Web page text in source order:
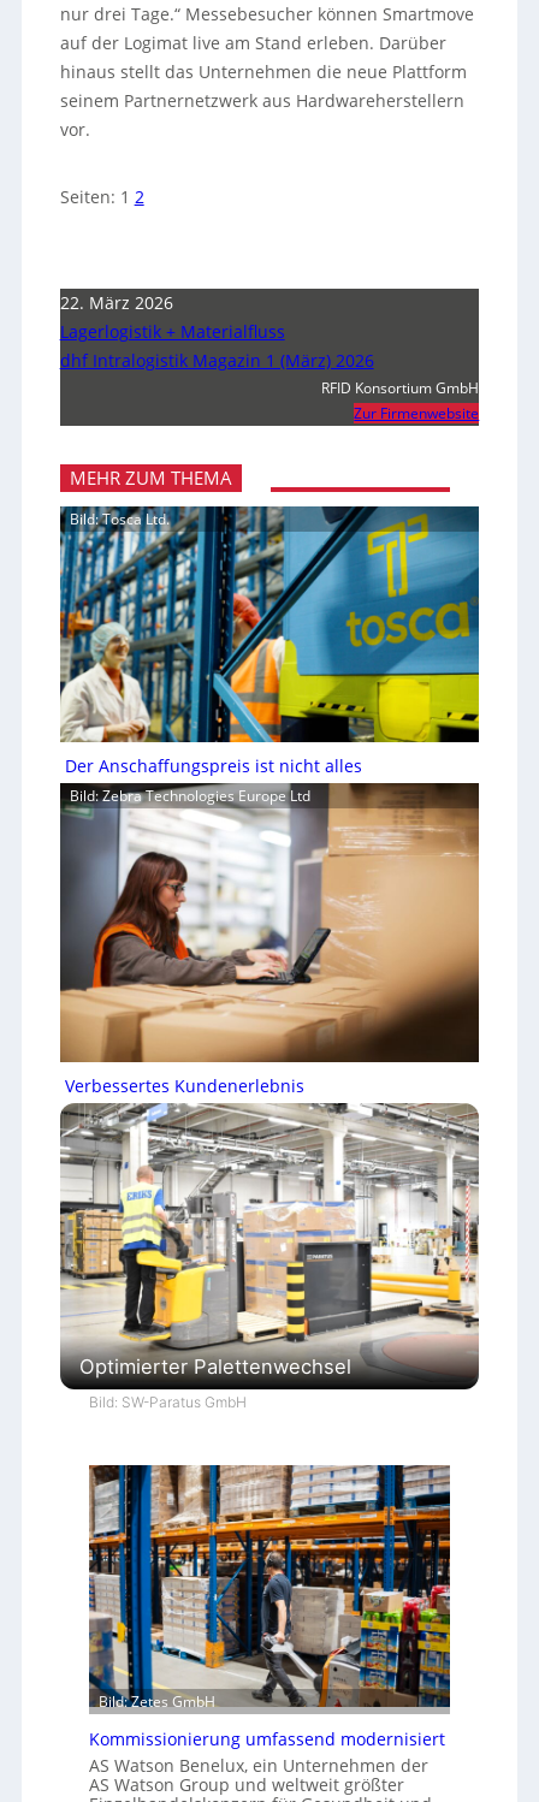
nur drei Tage.“ Messebesucher können Smartmove
auf der Logimat live am Stand erleben. Darüber
hinaus stellt das Unternehmen die neue Plattform
seinem Partnernetzwerk aus Hardwareherstellern
vor.
Seiten: 1 2
22. März 2026
Lagerlogistik + Materialfluss
dhf Intralogistik Magazin 1 (März) 2026
RFID Konsortium GmbH
Zur Firmenwebsite
MEHR ZUM THEMA
Bild: Tosca Ltd.
Der Anschaffungspreis ist nicht alles
Bild: Zebra Technologies Europe Ltd
Verbessertes Kundenerlebnis
Optimierter Palettenwechsel
Bild: SW-Paratus GmbH
Bild: Zetes GmbH
Kommissionierung umfassend modernisiert
AS Watson Benelux, ein Unternehmen der
AS Watson Group und weltweit größter